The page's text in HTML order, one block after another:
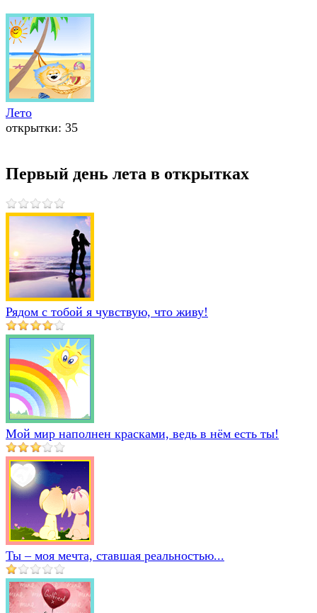
Лето
открытки: 35
Первый день лета в открытках
Рядом с тобой я чувствую, что живу!
Мой мир наполнен красками, ведь в нём есть ты!
Ты – моя мечта, ставшая реальностью...